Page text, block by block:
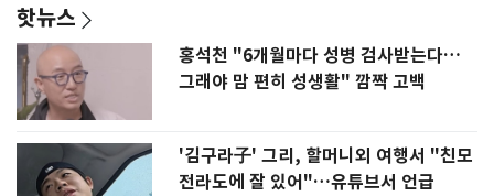
핫뉴스
홍석천 "6개월마다 성병 검사받는다…
그래야 맘 편히 성생활" 깜짝 고백
'김구라子' 그리, 할머니외 여행서 "친모
전라도에 잘 있어"…유튜브서 언급